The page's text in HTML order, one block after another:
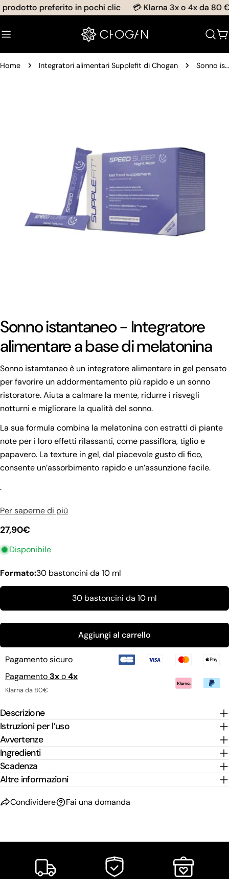
Salta
contenuto
preferito in pochi clic 💳 Klarna 3x o 4x da 80
Home Integratori alimentari Supplefit di Chogan Sonno istantaneo - Integratore alimentare a base di melatonina
Sonno istantaneo - Integratore
alimentare a base di melatonina
Sonno istamtaneo è un integratore alimentare in gel pensato
per favorire un addormentamento più rapido e un sonno
ristoratore. Aiuta a calmare la mente, ridurre i risvegli
notturni e migliorare la qualità del sonno.
La sua formula combina la melatonina con estratti di piante
note per i loro effetti rilassanti, come passiflora, tiglio e
papavero. La texture in gel, dal piacevole gusto di fico,
consente un’assorbimento rapido e un’assunzione facile.
.
Per saperne di più
Prezzo
regolare
27,90€
Disponibile
Formato:30 bastoncini da 10 ml
30 bastoncini da 10 ml
Aggiungi al carrello
Pagamento sicuro
Pagamento3xo4x
Klarna da 80€
Descrizione
Istruzioni per l’uso
Avvertenze
Ingredienti
Scadenza
Altre informazioni
Condividere Fai una domanda
Fai una domanda
nome
Il
I campi contrassegnati * sono obbligatori.
Invia domanda